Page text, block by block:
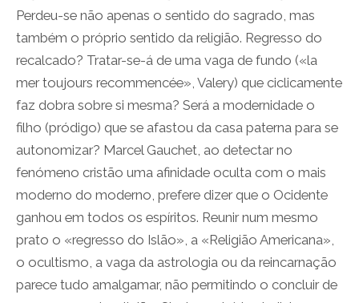
Perdeu-se não apenas o sentido do sagrado, mas
também o próprio sentido da religião. Regresso do
recalcado? Tratar-se-á de uma vaga de fundo («la
mer toujours recommencée», Valery) que ciclicamente
faz dobra sobre si mesma? Será a modernidade o
filho (pródigo) que se afastou da casa paterna para se
autonomizar? Marcel Gauchet, ao detectar no
fenómeno cristão uma afinidade oculta com o mais
moderno do moderno, prefere dizer que o Ocidente
ganhou em todos os espíritos. Reunir num mesmo
prato o «regresso do Islão», a «Religião Americana»,
o ocultismo, a vaga da astrologia ou da reincarnação
parece tudo amalgamar, não permitindo o concluir de